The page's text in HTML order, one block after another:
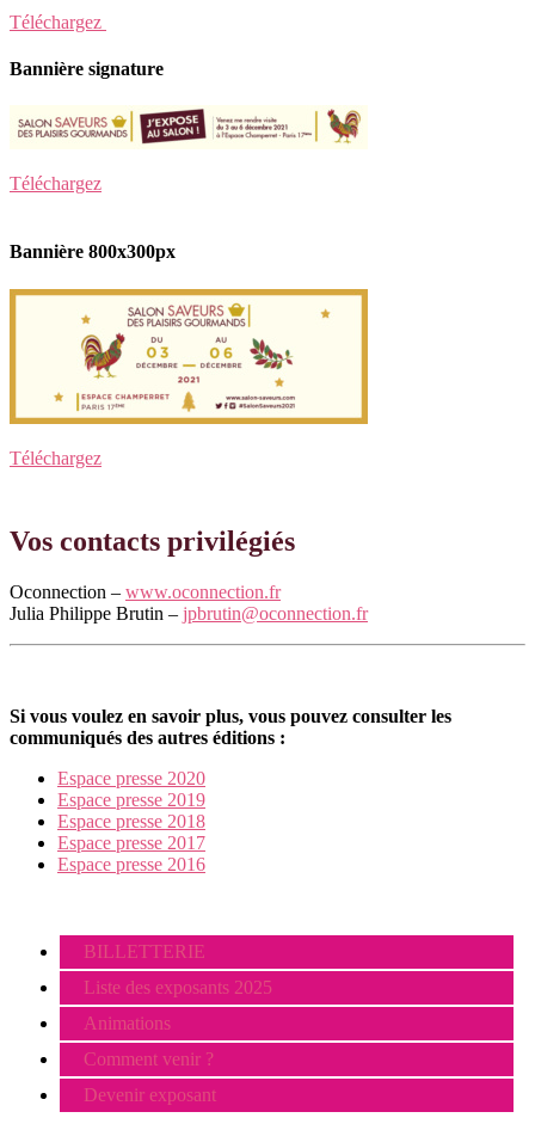
Téléchargez
Bannière signature
Téléchargez
Bannière 800x300px
Téléchargez
Vos contacts privilégiés
Oconnection – www.oconnection.fr
Julia Philippe Brutin – jpbrutin@oconnection.fr
Si vous voulez en savoir plus, vous pouvez consulter les
communiqués des autres éditions :
Espace presse 2020
Espace presse 2019
Espace presse 2018
Espace presse 2017
Espace presse 2016
BILLETTERIE
Liste des exposants 2025
Animations
Comment venir ?
Devenir exposant